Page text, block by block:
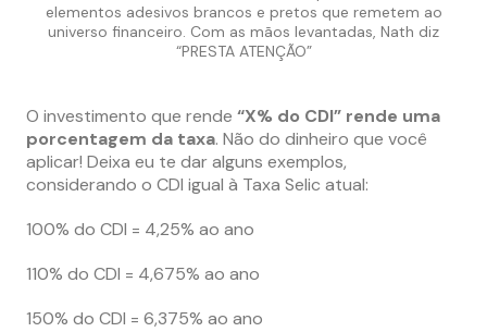
elementos adesivos brancos e pretos que remetem ao
universo financeiro. Com as mãos levantadas, Nath diz
“PRESTA ATENÇÃO”
O investimento que rende “X% do CDI” rende uma
porcentagem da taxa. Não do dinheiro que você
aplicar! Deixa eu te dar alguns exemplos,
considerando o CDI igual à Taxa Selic atual:
100% do CDI = 4,25% ao ano
110% do CDI = 4,675% ao ano
150% do CDI = 6,375% ao ano